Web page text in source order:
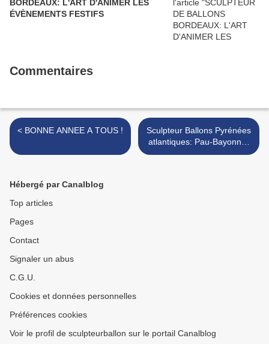
BORDEAUX: L'ART D'ANIMER LES
ÉVÈNEMENTS FESTIFS
Commentaires
< BONNE ANNEE A TOUS !
Sculpteur Ballons Pyrénées
atlantiques: Pau-Bayonne-
Biarritz-Bidart-Saint jean de
Hébergé par Canalblog
Top articles
Pages
Contact
Signaler un abus
C.G.U.
Cookies et données personnelles
Préférences cookies
Voir le profil de sculpteurballon sur le portail Canalblog